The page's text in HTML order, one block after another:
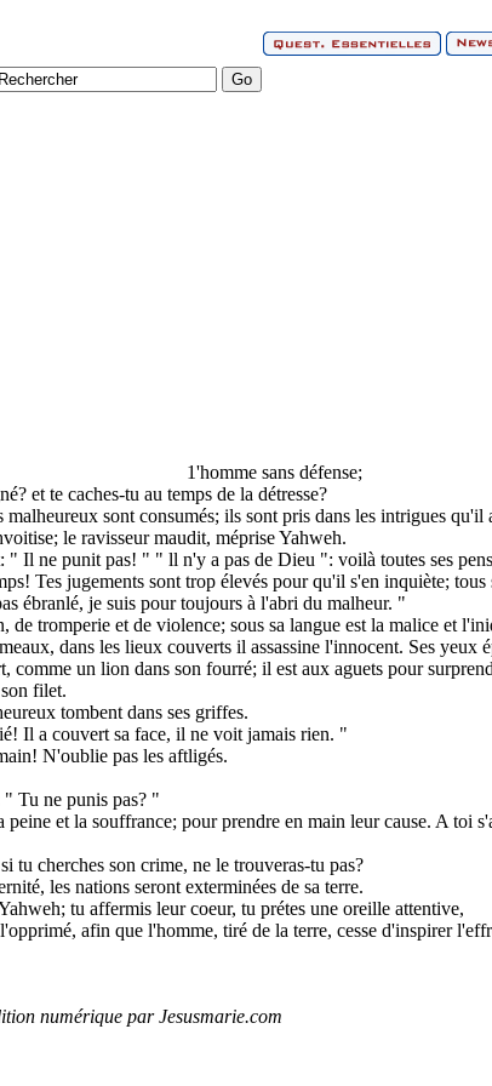
1'homme sans défense;
et te caches-tu au temps de la détresse?
sont consumés; ils sont pris dans les intrigues qu'il
le ravisseur maudit, méprise Yahweh.
" Il ne punit pas! " " ll n'y a pas de Dieu ": voilà toutes ses
Tes jugements sont trop élevés pour qu'il s'en inquiète;
ébranlé, je suis pour toujours à l'abri du malheur. "
de tromperie et de violence; sous sa langue est la malice et
dans les lieux couverts il assassine l'innocent. Ses yeux
comme un lion dans son fourré; il est aux aguets pour
filet.
tombent dans ses griffes.
Il a couvert sa face, il ne voit jamais rien. "
N'oublie pas les aftligés.
Tu ne punis pas? "
peine et la souffrance; pour prendre en main leur cause. A toi
tu cherches son crime, ne le trouveras-tu pas?
les nations seront exterminées de sa terre.
tu affermis leur coeur, tu prétes une oreille attentive,
afin que l'homme, tiré de la terre, cesse d'inspirer
numérique par Jesusmarie.com